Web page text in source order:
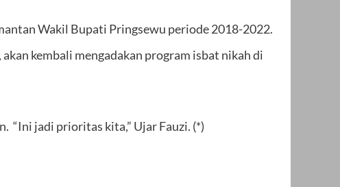
Wakil Bupati Pringsewu periode 2018-2022.
kembali mengadakan program isbat nikah di
“Ini jadi prioritas kita,” Ujar Fauzi. (*)